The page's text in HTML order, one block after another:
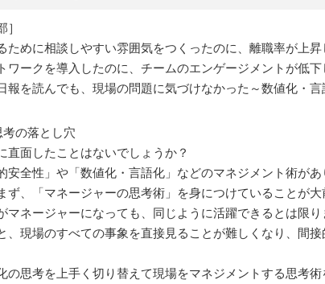
ために相談しやすい雰囲気をつくったのに、離職率が上
ワークを導入したのに、チームのエンゲージメントが低下
報を読んでも、現場の問題に気づけなかった～数値化・
の落とし穴
直面したことはないでしょうか？
安全性」や「数値化・言語化」などのマネジメント術が
ず、「マネージャーの思考術」を身につけていることが大
マネージャーになっても、同じように活躍できるとは限り
、現場のすべての事象を直接見ることが難しくなり、間
の思考を上手く切り替えて現場をマネジメントする思考術